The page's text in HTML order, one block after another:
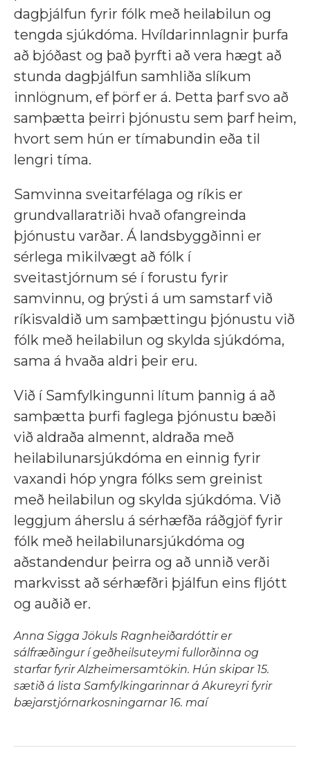
dagþjálfun fyrir fólk með heilabilun og
tengda sjúkdóma. Hvíldarinnlagnir þurfa
að bjóðast og það þyrfti að vera hægt að
stunda dagþjálfun samhliða slíkum
innlögnum, ef þörf er á. Þetta þarf svo að
samþætta þeirri þjónustu sem þarf heim,
hvort sem hún er tímabundin eða til
lengri tíma.
Samvinna sveitarfélaga og ríkis er
grundvallaratriði hvað ofangreinda
þjónustu varðar. Á landsbyggðinni er
sérlega mikilvægt að fólk í
sveitastjórnum sé í forustu fyrir
samvinnu, og þrýsti á um samstarf við
ríkisvaldið um samþættingu þjónustu við
fólk með heilabilun og skylda sjúkdóma,
sama á hvaða aldri þeir eru.
Við í Samfylkingunni lítum þannig á að
samþætta þurfi faglega þjónustu bæði
við aldraða almennt, aldraða með
heilabilunarsjúkdóma en einnig fyrir
vaxandi hóp yngra fólks sem greinist
með heilabilun og skylda sjúkdóma. Við
leggjum áherslu á sérhæfða ráðgjöf fyrir
fólk með heilabilunarsjúkdóma og
aðstandendur þeirra og að unnið verði
markvisst að sérhæfðri þjálfun eins fljótt
og auðið er.
Anna Sigga Jökuls Ragnheiðardóttir er
sálfræðingur í geðheilsuteymi fullorðinna og
starfar fyrir Alzheimersamtökin. Hún skipar 15.
sætið á lista Samfylkingarinnar á Akureyri fyrir
bæjarstjórnarkosningarnar 16. maí